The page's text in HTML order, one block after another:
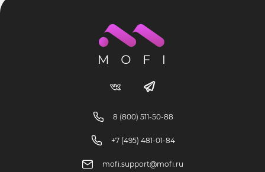
8 (800) 511-50-88
+7 (495) 481-01-84
mofi.support@mofi.ru